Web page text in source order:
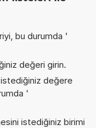
bu durumda '
değeri girin.
değere
'
istediğiniz birimi